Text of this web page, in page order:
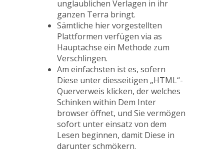
unglaublichen Verlagen in ihr
ganzen Terra bringt.
Sämtliche hier vorgestellten
Plattformen verfügen via as
Hauptachse ein Methode zum
Verschlingen.
Am einfachsten ist es, sofern
Diese unter diesseitigen „HTML“-
Querverweis klicken, der welches
Schinken within Dem Inter
browser öffnet, und Sie vermögen
sofort unter einsatz von dem
Lesen beginnen, damit Diese in
darunter schmökern.